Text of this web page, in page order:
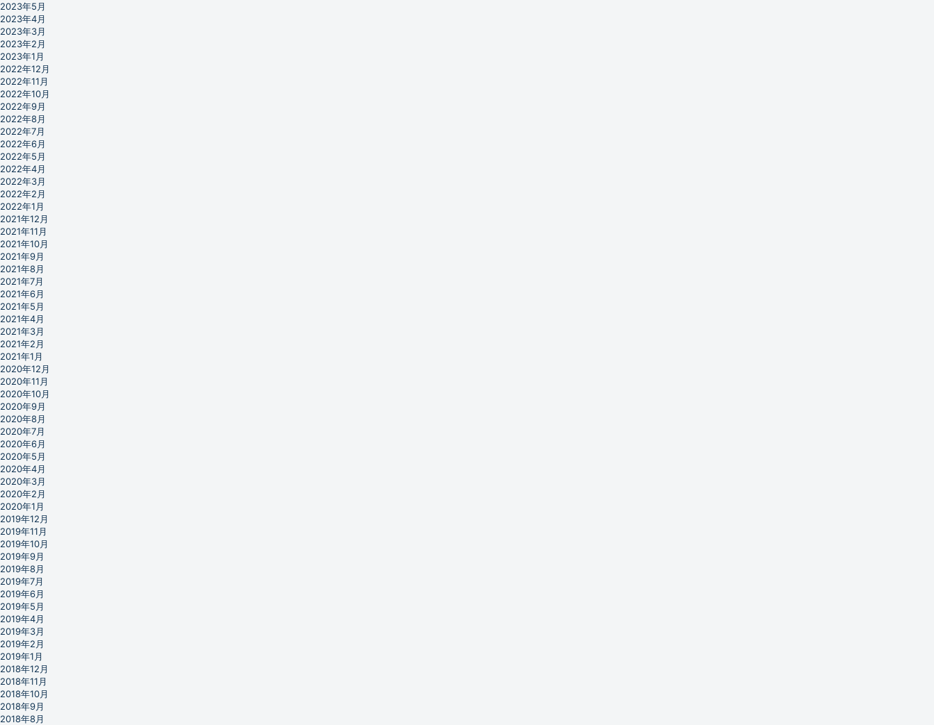
2023年5月
2023年4月
2023年3月
2023年2月
2023年1月
2022年12月
2022年11月
2022年10月
2022年9月
2022年8月
2022年7月
2022年6月
2022年5月
2022年4月
2022年3月
2022年2月
2022年1月
2021年12月
2021年11月
2021年10月
2021年9月
2021年8月
2021年7月
2021年6月
2021年5月
2021年4月
2021年3月
2021年2月
2021年1月
2020年12月
2020年11月
2020年10月
2020年9月
2020年8月
2020年7月
2020年6月
2020年5月
2020年4月
2020年3月
2020年2月
2020年1月
2019年12月
2019年11月
2019年10月
2019年9月
2019年8月
2019年7月
2019年6月
2019年5月
2019年4月
2019年3月
2019年2月
2019年1月
2018年12月
2018年11月
2018年10月
2018年9月
2018年8月